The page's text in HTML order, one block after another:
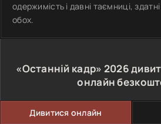
одержимість і давні таємниці,
обох.
«Останній кадр» 2026
онлайн
Дивитися онлайн